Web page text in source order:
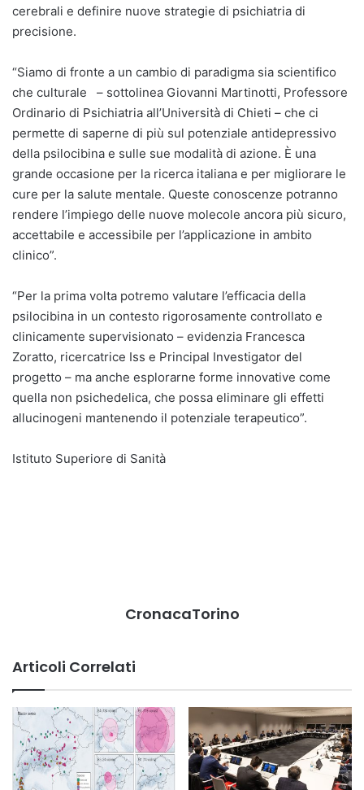
cerebrali e definire nuove strategie di psichiatria di
precisione.
“Siamo di fronte a un cambio di paradigma sia scientifico
che culturale – sottolinea Giovanni Martinotti, Professore
Ordinario di Psichiatria all’Università di Chieti – che ci
permette di saperne di più sul potenziale antidepressivo
della psilocibina e sulle sue modalità di azione. È una
grande occasione per la ricerca italiana e per migliorare le
cure per la salute mentale. Queste conoscenze potranno
rendere l’impiego delle nuove molecole ancora più sicuro,
accettabile e accessibile per l’applicazione in ambito
clinico”.
“Per la prima volta potremo valutare l’efficacia della
psilocibina in un contesto rigorosamente controllato e
clinicamente supervisionato – evidenzia Francesca
Zoratto, ricercatrice Iss e Principal Investigator del
progetto – ma anche esplorarne forme innovative come
quella non psichedelica, che possa eliminare gli effetti
allucinogeni mantenendo il potenziale terapeutico”.
Istituto Superiore di Sanità
CronacaTorino
Articoli Correlati